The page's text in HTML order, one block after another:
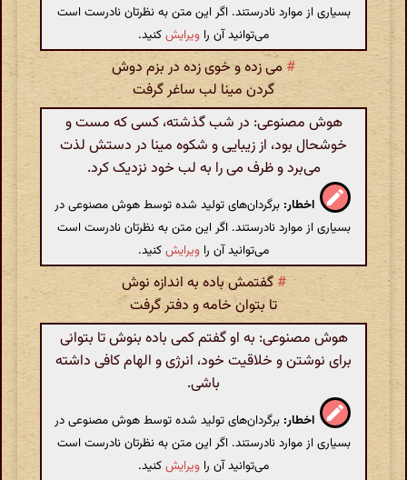
بسیاری از موارد نادرستند. اگر این متن به نظرتان نادرست است
می‌توانید آن را ویرایشکنید.
# می زده و خوی زده در بزم دوش
گردن مینا لب ساغر گرفت
هوش مصنوعی: در شب گذشته، کسی که مست و
خوشحال بود، از زیبایی و شکوه مینا در دستش لذت
می‌برد و ظرف می را به لب خود نزدیک کرد.
اخطار: برگردان‌های تولید شده توسط هوش مصنوعی در
بسیاری از موارد نادرستند. اگر این متن به نظرتان نادرست است
می‌توانید آن را ویرایشکنید.
# گفتمش باده به اندازه نوش
تا بتوان خامه و دفتر گرفت
هوش مصنوعی: به او گفتم کمی باده بنوش تا بتوانی
برای نوشتن و خلاقیت خود، انرژی و الهام کافی داشته
باشی.
اخطار: برگردان‌های تولید شده توسط هوش مصنوعی در
بسیاری از موارد نادرستند. اگر این متن به نظرتان نادرست است
می‌توانید آن را ویرایشکنید.